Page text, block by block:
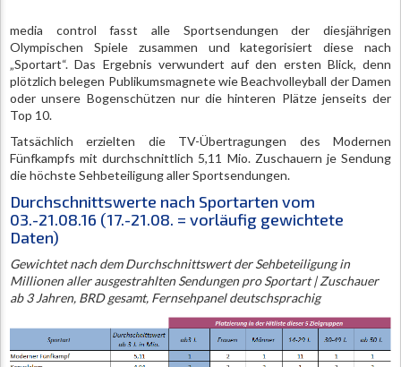
media control fasst alle Sportsendungen der diesjährigen
Olympischen Spiele zusammen und kategorisiert diese nach
„Sportart“. Das Ergebnis verwundert auf den ersten Blick, denn
plötzlich belegen Publikumsmagnete wie Beachvolleyball der Damen
oder unsere Bogenschützen nur die hinteren Plätze jenseits der
Top 10.
Tatsächlich erzielten die TV-Übertragungen des Modernen
Fünfkampfs mit durchschnittlich 5,11 Mio. Zuschauern je Sendung
die höchste Sehbeteiligung aller Sportsendungen.
Durchschnittswerte nach Sportarten vom
03.-21.08.16 (17.-21.08. = vorläufig gewichtete
Daten)
Gewichtet nach dem Durchschnittswert der Sehbeteiligung in
Millionen aller ausgestrahlten Sendungen pro Sportart | Zuschauer
ab 3 Jahren, BRD gesamt, Fernsehpanel deutschsprachig